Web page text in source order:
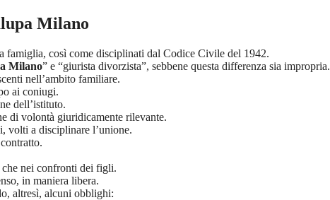
Milano
famiglia, così come disciplinati dal Codice Civile del 1942.
Milano” e “giurista divorzista”, sebbene questa differenza sia impropria.
nell’ambito familiare.
ai coniugi.
dell’istituto.
di volontà giuridicamente rilevante.
volti a disciplinare l’unione.
nei confronti dei figli.
in maniera libera.
altresì, alcuni obblighi: